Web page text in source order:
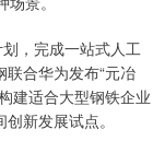
，完成一站式人工
合华为发布“元冶
建适合大型钢铁企业
新发展试点。